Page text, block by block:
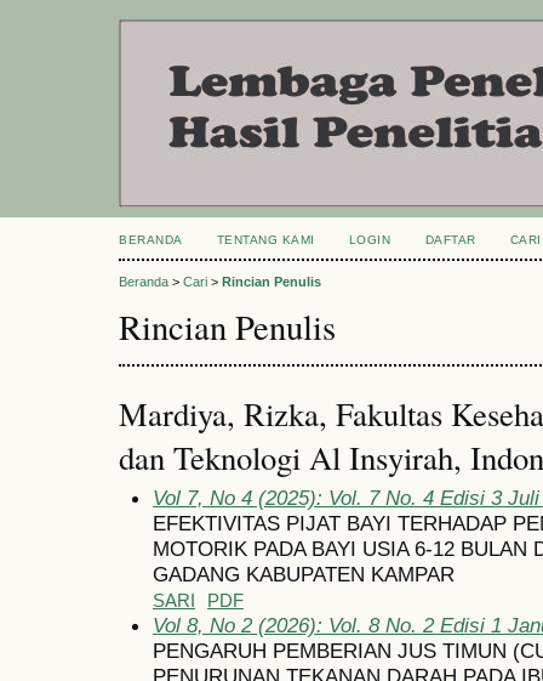
BERANDA TENTANG KAMI LOGIN DAFTAR CARI
Beranda > Cari > Rincian Penulis
Rincian Penulis
Mardiya, Rizka, Fakultas
dan Teknologi Al Insyirah,
Vol 7, No 4 (2025): Vol. 7 No. 4 Edisi 3
EFEKTIVITAS PIJAT BAYI TERHADAP
MOTORIK PADA BAYI USIA 6-12 BULAN
GADANG KABUPATEN KAMPAR
SARI PDF
Vol 8, No 2 (2026): Vol. 8 No. 2 Edisi 1
PENGARUH PEMBERIAN JUS TIMUN
PENURUNAN TEKANAN DARAH PADA